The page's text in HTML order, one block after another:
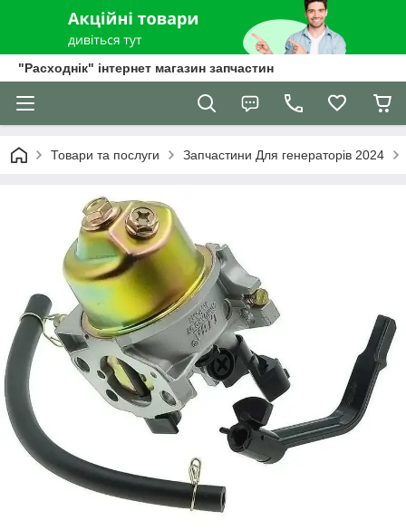
"Расходнік" інтернет магазин запчастин
Товари та послуги Запчастини Для генераторів 2024